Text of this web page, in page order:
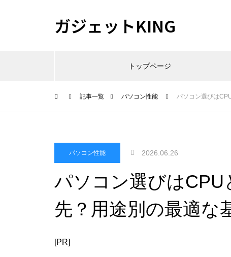
ガジェットKING
トップページ
記事一覧 パソコン性能 パソコン選びは
パソコン性能 2026.06.26
パソコン選びは
先？用途別の最適な
[PR]